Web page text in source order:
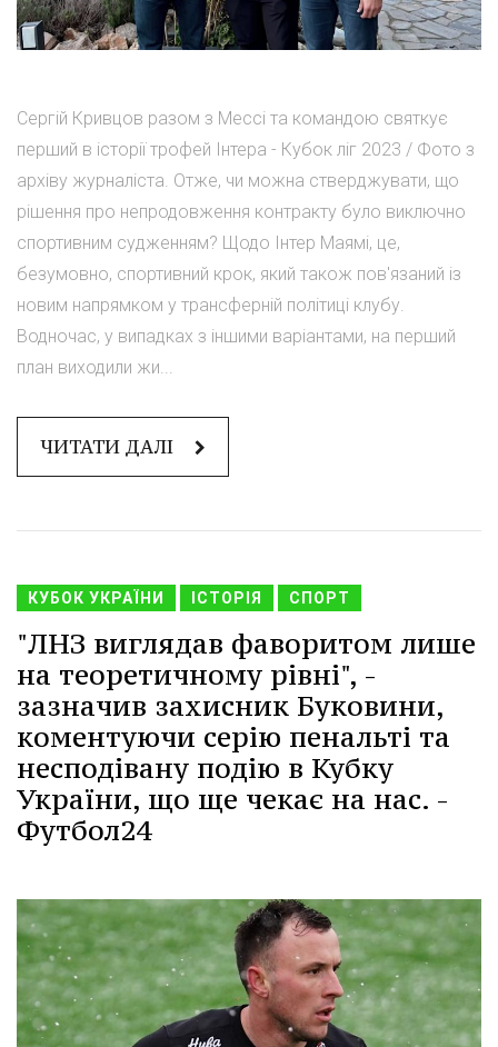
Сергій Кривцов разом з Мессі та командою святкує
перший в історії трофей Інтера - Кубок ліг 2023 / Фото з
архіву журналіста. Отже, чи можна стверджувати, що
рішення про непродовження контракту було виключно
спортивним судженням? Щодо Інтер Маямі, це,
безумовно, спортивний крок, який також пов'язаний із
новим напрямком у трансферній політиці клубу.
Водночас, у випадках з іншими варіантами, на перший
план виходили жи...
ЧИТАТИ ДАЛІ
КУБОК УКРАЇНИ ІСТОРІЯ СПОРТ
"ЛНЗ виглядав фаворитом лише
на теоретичному рівні", -
зазначив захисник Буковини,
коментуючи серію пенальті та
несподівану подію в Кубку
України, що ще чекає на нас. -
Футбол24